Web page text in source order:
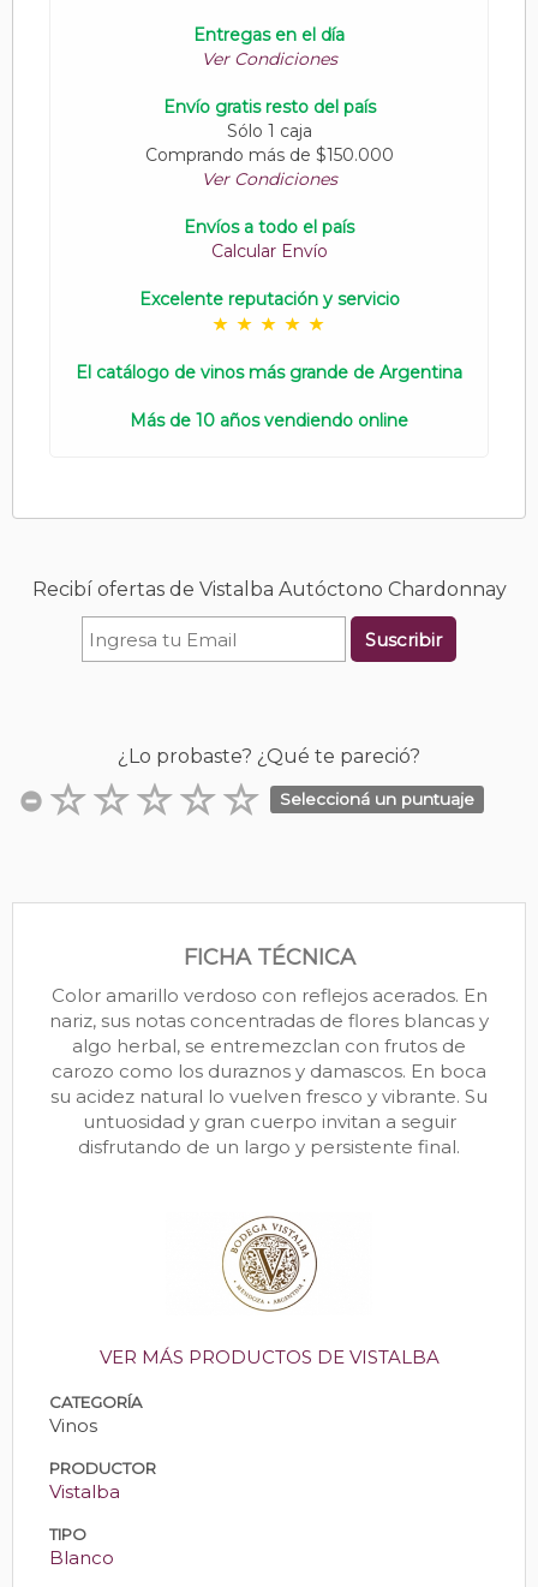
Entregas en el día
Ver Condiciones
Envío gratis resto del país
Sólo 1 caja
Comprando más de $150.000
Ver Condiciones
Envíos a todo el país
Calcular Envío
Excelente reputación y servicio
El catálogo de vinos más grande de Argentina
Más de 10 años vendiendo online
Recibí ofertas de Vistalba Autóctono Chardonnay
Suscribir
¿Lo probaste? ¿Qué te pareció?
Seleccioná un puntuaje
FICHA TÉCNICA
Color amarillo verdoso con reflejos acerados. En
nariz, sus notas concentradas de flores blancas y
algo herbal, se entremezclan con frutos de
carozo como los duraznos y damascos. En boca
su acidez natural lo vuelven fresco y vibrante. Su
untuosidad y gran cuerpo invitan a seguir
disfrutando de un largo y persistente final.
VER MÁS PRODUCTOS DE VISTALBA
CATEGORÍA
Vinos
PRODUCTOR
Vistalba
TIPO
Blanco